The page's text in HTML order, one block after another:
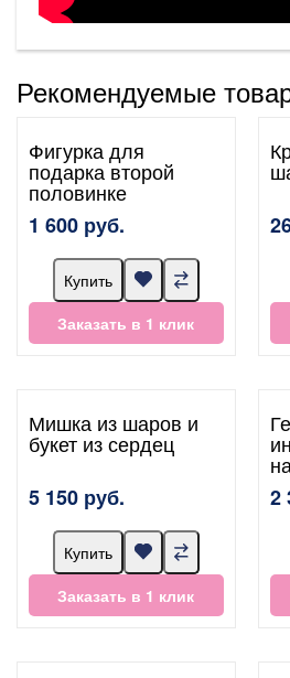
Рекомендуемые
Фигурка для
подарка второй
половинке
1 600 руб.
Купить
Заказать в 1 клик
Мишка из шаров и
букет из сердец
5 150 руб.
Купить
Заказать в 1 клик
2